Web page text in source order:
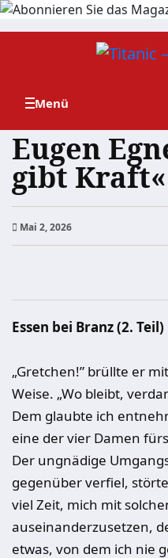
Zum
Eugen
gibt Kraft«
Mai 2, 2026
Essen bei Branz (2. Teil)
„Gretchen!” brüllte er
Weise. „Wo bleibt,
Dem glaubte ich
eine der vier Damen
Der ungnädige
gegenüber verfiel,
viel Zeit, mich mit
auseinanderzusetzen,
etwas, von dem ich nie